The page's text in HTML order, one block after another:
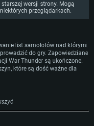
wersji strony. Mogą
przeglądarkach.
list samolotów nad którymi
do gry. Zapowiedziane
War Thunder są ukończone.
które są dość ważne dla